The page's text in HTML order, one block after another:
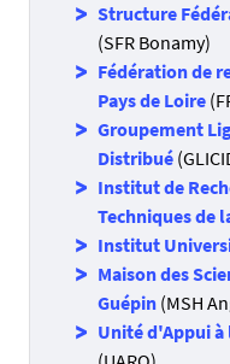
Structure
(SFR Bonamy)
Fédération de
Pays de Loire
Groupement
Distribué
Institut de
Techniques de
Institut
Maison des
Guépin (MSH
Unité d'Appui à